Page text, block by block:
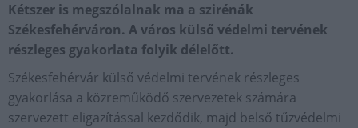
Kétszer is megszólalnak ma a szirénák
Székesfehérváron. A város külső védelmi tervének
részleges gyakorlata folyik délelőtt.
Székesfehérvár külső védelmi tervének részleges
gyakorlása a közreműködő szervezetek számára
szervezett eligazítással kezdődik, majd belső tűzvédelmi